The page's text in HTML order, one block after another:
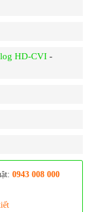
HD-CVI -
0943 008 000